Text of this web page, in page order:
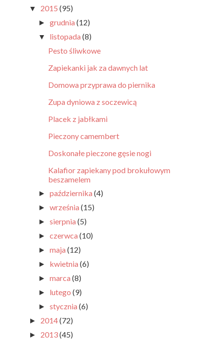
▼ 2015 (95)
►grudnia(12)
▼ listopada(8)
Pesto śliwkowe
Zapiekanki jak za dawnych lat
Domowa przyprawa do piernika
Zupa dyniowa z soczewicą
Placek z jabłkami
Pieczony camembert
Doskonałe pieczone gęsie nogi
Kalafior zapiekany pod brokułowym
beszamelem
►października(4)
►września(15)
►sierpnia(5)
►czerwca(10)
►maja(12)
► kwietnia(6)
►marca(8)
► lutego(9)
►stycznia(6)
► 2014(72)
► 2013(45)